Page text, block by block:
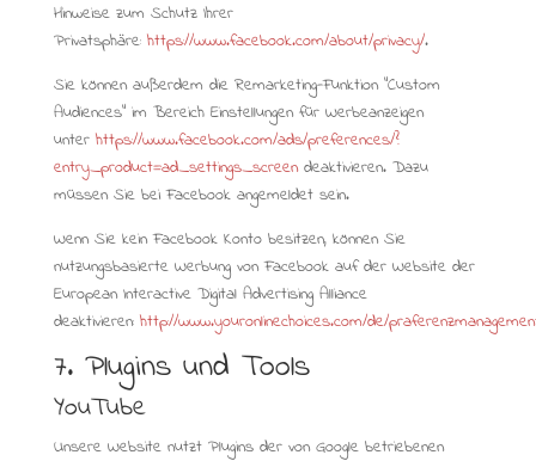
Hinweise zum Schutz Ihrer
Privatsphäre: https://www.facebook.com/about/privacy/.
Sie können außerdem die Remarketing-Funktion “Custom
Audiences” im Bereich Einstellungen für Werbeanzeigen
unter https://www.facebook.com/ads/preferences/?
entry_product=ad_settings_screendeaktivieren. Dazu
müssen Sie bei Facebook angemeldet sein.
Wenn Sie kein Facebook Konto besitzen, können Sie
nutzungsbasierte Werbung von Facebook auf der Website der
European Interactive Digital Advertising Alliance
deaktivieren: http://www.youronlinechoices.com/de/
7. Plugins und Tools
YouTube
Unsere Website nutzt Plugins der von Google betriebenen